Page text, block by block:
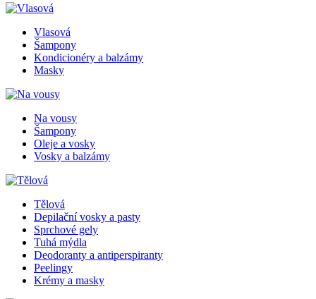
Vlasová
Šampony
Kondicionéry a balzámy
Masky
Na vousy
Šampony
Oleje a vosky
Vosky a balzámy
Tělová
Depilační vosky a pasty
Sprchové gely
Tuhá mýdla
Deodoranty a antiperspiranty
Peelingy
Krémy a masky